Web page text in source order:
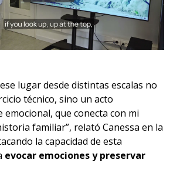
lugar desde distintas escalas no
técnico, sino un acto
que conecta con mi
familiar”, relató Canessa en la
la capacidad de esta
evocar emociones y preservar